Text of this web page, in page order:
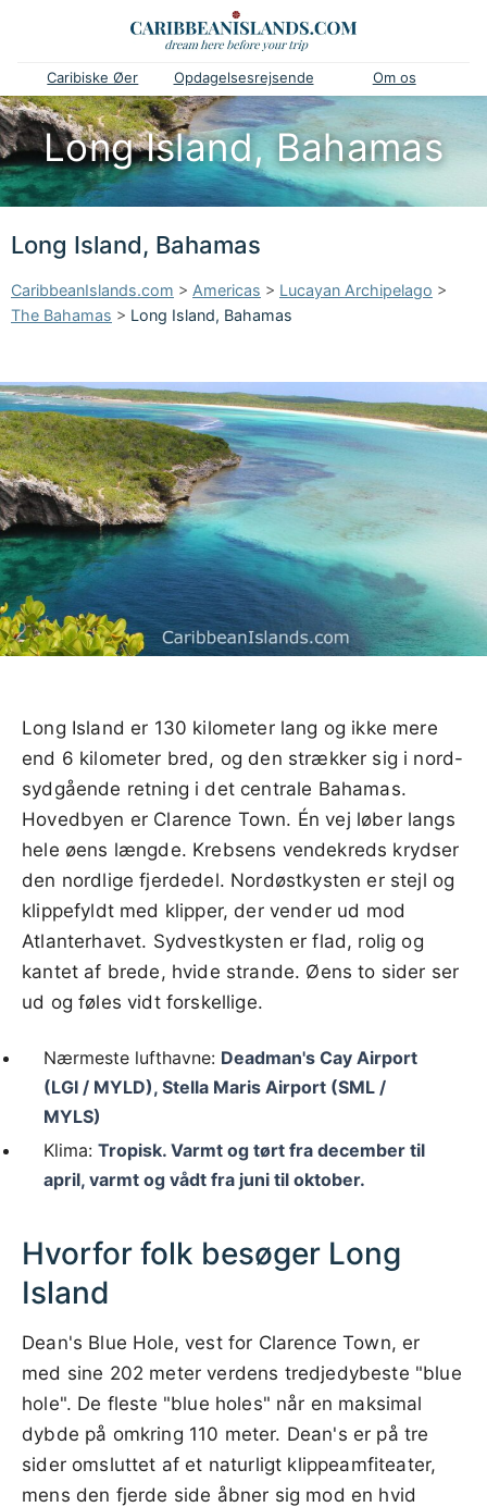
Caribiske Øer Opdagelsesrejsende Om os
Long Island, Bahamas
Long Island, Bahamas
CaribbeanIslands.com > Americas > Lucayan Archipelago >
The Bahamas > Long Island, Bahamas
Long Island er 130 kilometer lang og ikke mere
end 6 kilometer bred, og den strækker sig i nord-
sydgående retning i det centrale Bahamas.
Hovedbyen er Clarence Town. Én vej løber langs
hele øens længde. Krebsens vendekreds krydser
den nordlige fjerdedel. Nordøstkysten er stejl og
klippefyldt med klipper, der vender ud mod
Atlanterhavet. Sydvestkysten er flad, rolig og
kantet af brede, hvide strande. Øens to sider ser
ud og føles vidt forskellige.
Nærmeste lufthavne: Deadman's Cay Airport
(LGI / MYLD), Stella Maris Airport (SML /
MYLS)
Klima: Tropisk. Varmt og tørt fra december til
april, varmt og vådt fra juni til oktober.
Hvorfor folk besøger Long
Island
Dean's Blue Hole, vest for Clarence Town, er
med sine 202 meter verdens tredjedybeste "blue
hole". De fleste "blue holes" når en maksimal
dybde på omkring 110 meter. Dean's er på tre
sider omsluttet af et naturligt klippeamfiteater,
mens den fjerde side åbner sig mod en hvid